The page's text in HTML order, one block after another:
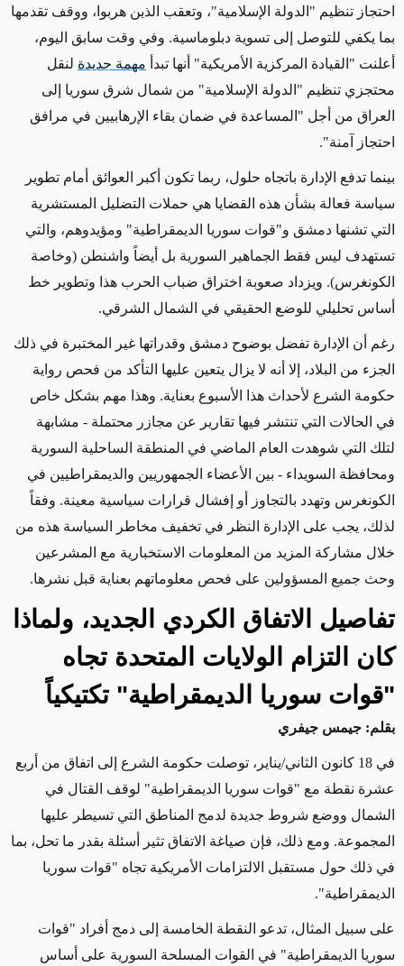
احتجاز تنظيم "الدولة الإسلامية"، وتعقب الذين هربوا، ووقف تقدمها
بما يكفي للتوصل إلى تسوية دبلوماسية. وفي وقت سابق اليوم،
أعلنت "القيادة المركزية الأمريكية" أنها تبدأ مهمة جديدة لنقل
محتجزي تنظيم "الدولة الإسلامية" من شمال شرق سوريا إلى
العراق من أجل "المساعدة في ضمان بقاء الإرهابيين في مرافق
احتجاز آمنة".
بينما تدفع الإدارة باتجاه حلول، ربما تكون أكبر العوائق أمام تطوير
سياسة فعالة بشأن هذه القضايا هي حملات التضليل المستشرية
التي تشنها دمشق و"قوات سوريا الديمقراطية" ومؤيدوهم، والتي
تستهدف ليس فقط الجماهير السورية بل أيضاً واشنطن (وخاصة
الكونغرس). ويزداد صعوبة اختراق ضباب الحرب هذا وتطوير خط
أساس تحليلي للوضع الحقيقي في الشمال الشرقي.
رغم أن الإدارة تفضل بوضوح دمشق وقدراتها غير المختبرة في ذلك
الجزء من البلاد، إلا أنه لا يزال يتعين عليها التأكد من فحص رواية
حكومة الشرع لأحداث هذا الأسبوع بعناية. وهذا مهم بشكل خاص
في الحالات التي تنتشر فيها تقارير عن مجازر محتملة - مشابهة
لتلك التي شوهدت العام الماضي في المنطقة الساحلية السورية
ومحافظة السويداء - بين الأعضاء الجمهوريين والديمقراطيين في
الكونغرس وتهدد بالتجاوز أو إفشال قرارات سياسية معينة. وفقاً
لذلك، يجب على الإدارة النظر في تخفيف مخاطر السياسة هذه من
خلال مشاركة المزيد من المعلومات الاستخبارية مع المشرعين
وحث جميع المسؤولين على فحص معلوماتهم بعناية قبل نشرها.
تفاصيل الاتفاق الكردي الجديد، ولماذا
كان التزام الولايات المتحدة تجاه
"قوات سوريا الديمقراطية" تكتيكياً
بقلم: جيمس جيفري
في 18 كانون الثاني/يناير، توصلت حكومة الشرع إلى اتفاق من أربع
عشرة نقطة مع "قوات سوريا الديمقراطية" لوقف القتال في
الشمال ووضع شروط جديدة لدمج المناطق التي تسيطر عليها
المجموعة. ومع ذلك، فإن صياغة الاتفاق تثير أسئلة بقدر ما تحل، بما
في ذلك حول مستقبل الالتزامات الأمريكية تجاه "قوات سوريا
الديمقراطية".
على سبيل المثال، تدعو النقطة الخامسة إلى دمج أفراد "قوات
سوريا الديمقراطية" في القوات المسلحة السورية على أساس